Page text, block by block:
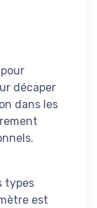
décaper
dans les
types
est